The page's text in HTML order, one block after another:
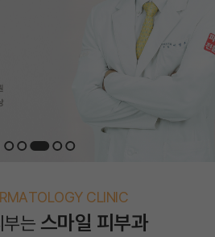
CLINIC
는 스마일 피부과